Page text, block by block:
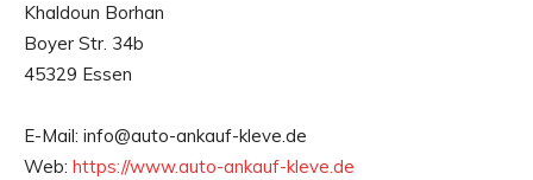
Khaldoun Borhan
Boyer Str. 34b
45329 Essen
E-Mail: info@auto-ankauf-kleve.de
Web: https://www.auto-ankauf-kleve.de